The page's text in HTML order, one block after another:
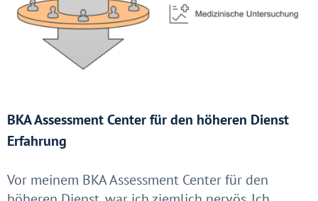
BKA Assessment Center für den höheren Dienst
Erfahrung
Vor meinem BKA Assessment Center für den